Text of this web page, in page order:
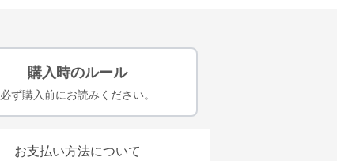
購入時のルール
必ず購入前にお読みください。
お支払い方法について